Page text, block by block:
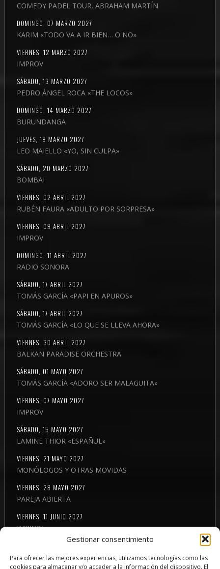
Gestionar consentimiento
Para ofrecer las mejores experiencias, utilizamos tecnologías como las
cookies para almacenar y/o acceder a la información del dispositivo. El
COMEDY PADEL TOUR, ABRAHAM MARTÍN
DOMINGO, 07 MARZO 2027
KARIM «TODO VA A IR BIEN… O NO»
VIERNES, 12 MARZO 2027
IMPROV
SÁBADO, 13 MARZO 2027
PEDRO ÁNGEL ROCA «THE LOCOS»
DOMINGO, 14 MARZO 2027
BURUNDANGA
JUEVES, 18 MARZO 2027
LEO MAIELLO «YO, SIN CULPA»
SÁBADO, 20 MARZO 2027
BOMBAI
VIERNES, 02 ABRIL 2027
RUBÉN FAURA «ADULTO POR SORPRESA»
VIERNES, 09 ABRIL 2027
IMPROV
DOMINGO, 11 ABRIL 2027
RADIO SONORA
SÁBADO, 17 ABRIL 2027
TOMÁS GARCÍA «PAPI EN APUROS»
SÁBADO, 17 ABRIL 2027
TOMÁS GARCÍA «LO QUE SE LLEVA AHORA»
VIERNES, 30 ABRIL 2027
BALKAN PARADISE ORCHESTRA
SÁBADO, 01 MAYO 2027
TOMÁS GARCÍA «ADORO SER MALAGUITA»
VIERNES, 07 MAYO 2027
IMPROV
SÁBADO, 15 MAYO 2027
LAMINE THIOR «ESPAÑUL»
VIERNES, 21 MAYO 2027
MONÓLOGOS Y OTRAS MOVIDAS
VIERNES, 28 MAYO 2027
PAREJA ABIERTA
VIERNES, 11 JUNIO 2027
IMPROV
SÁBADO, 23 OCTUBRE 2027
SIEMPRE SERRAT